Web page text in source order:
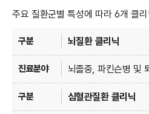
주요 질환군별 특성에 따라 6개 클
뇌질환 클리닉
뇌졸중, 파킨슨병 및
심혈관질환 클리닉